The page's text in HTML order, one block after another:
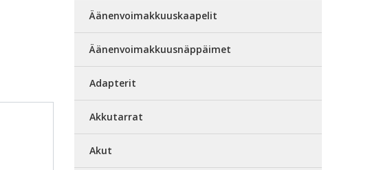
Äänenvoimakkuuskaapelit
Äänenvoimakkuusnäppäimet
Adapterit
Akkutarrat
Akut